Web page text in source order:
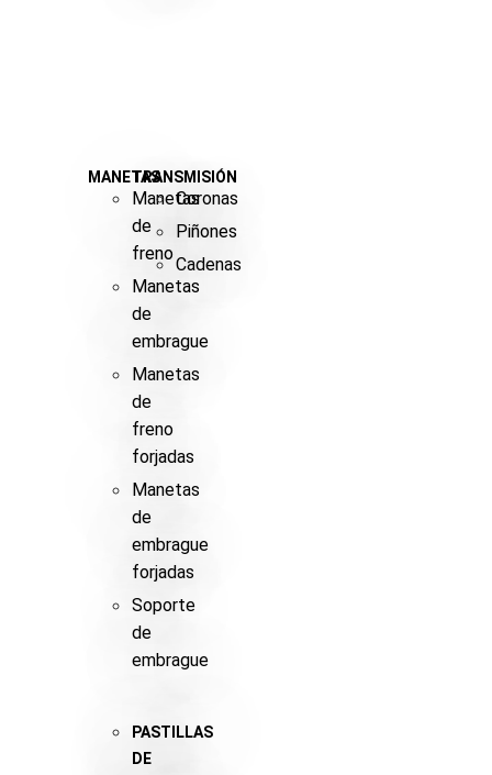
MANETAS
Manetas
de
freno
Manetas
de
embrague
Manetas
de
freno
forjadas
Manetas
de
embrague
forjadas
Soporte
de
embrague
TRANSMISIÓN
Coronas
Piñones
Cadenas
PASTILLAS
DE